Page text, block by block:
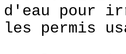
d'eau pour
les permis